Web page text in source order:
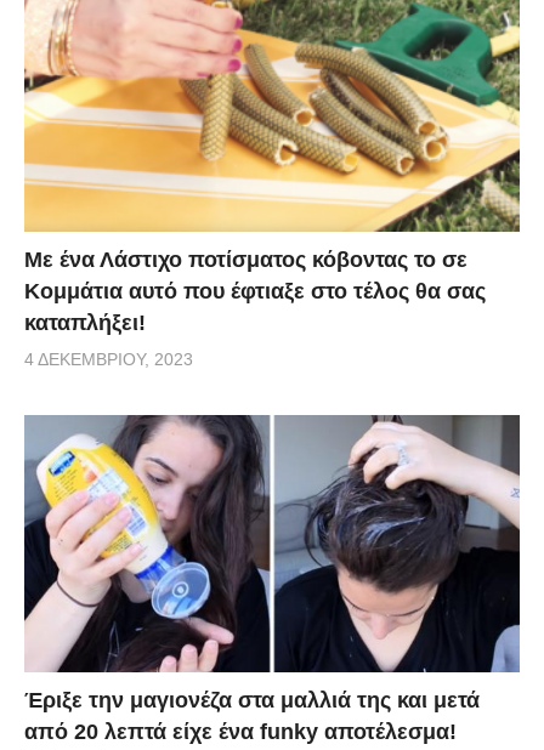
Με ένα Λάστιχο ποτίσματος κόβοντας το σε
Κομμάτια αυτό που έφτιαξε στο τέλος θα σας
καταπλήξει!
4 ΔΕΚΕΜΒΡΊΟΥ, 2023
Έριξε την μαγιονέζα στα μαλλιά της και μετά
από 20 λεπτά είχε ένα funky αποτέλεσμα!